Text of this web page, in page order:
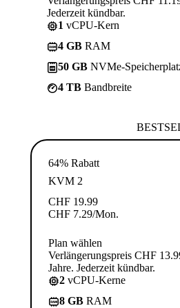
Jederzeit kündbar.
1 vCPU-Kern
4 GB RAM
50 GB NVMe-
4 TB Bandbreite
64% Rabatt
KVM 2
CHF 19.99
CHF 7.29/Mon.
Plan wählen
Verlängerungspreis CHF
Jahre. Jederzeit kündbar.
2 vCPU-Kerne
8 GB RAM